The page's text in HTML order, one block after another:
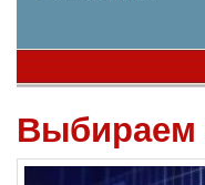
Выбираем